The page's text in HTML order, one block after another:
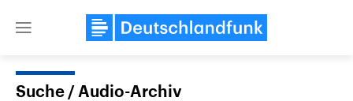
Close
Suche / Audio-Archiv